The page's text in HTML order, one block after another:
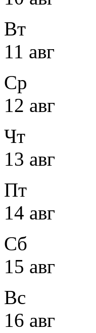
Вт
11 авг
Ср
12 авг
Чт
13 авг
Пт
14 авг
Сб
15 авг
Вс
16 авг